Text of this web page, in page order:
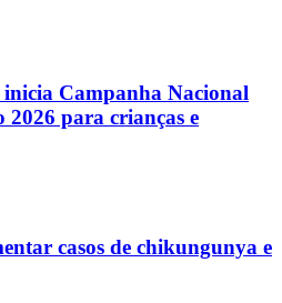
Campanha Nacional
para crianças e
casos de chikungunya e